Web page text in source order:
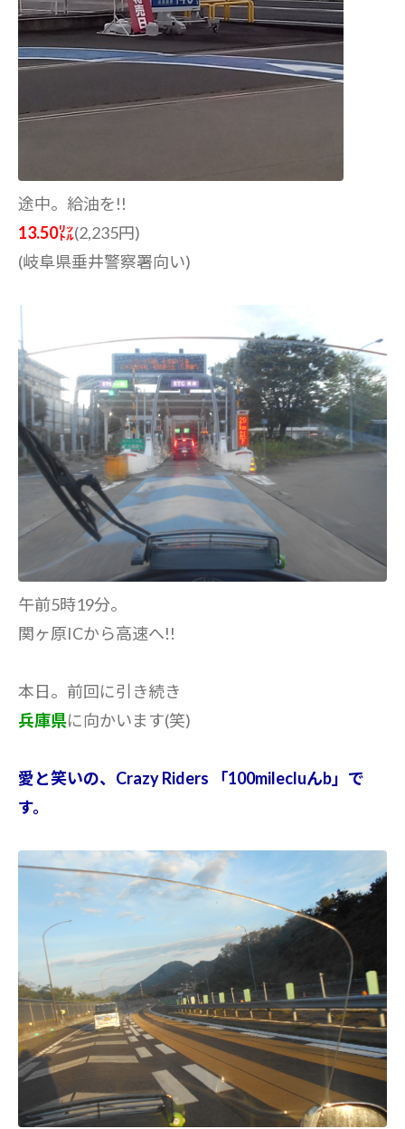
途中。給油を!!
13.50㍑(2,235円)
(岐阜県垂井警察署向い)
午前5時19分。
関ヶ原ICから高速へ!!
本日。前回に引き続き
兵庫県に向かいます(笑)
愛と笑いの、Crazy Riders 「100milecluんb」で
す。